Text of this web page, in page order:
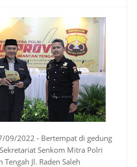
09/2022 - Bertempat di gedung
Senkom Mitra Polri
Jl. Raden Saleh